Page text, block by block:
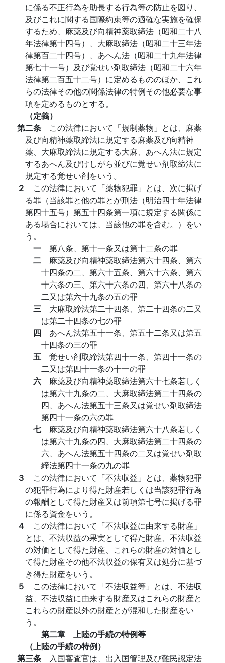
に係る不正行為を助長する行為等の防止を図り、
及びこれに関する国際約束等の適確な実施を確保
するため、麻薬及び向精神薬取締法（昭和二十八
年法律第十四号）、大麻取締法（昭和二十三年法
律第百二十四号）、あへん法（昭和二十九年法律
第七十一号）及び覚せい剤取締法（昭和二十六年
法律第二百五十二号）に定めるもののほか、これ
らの法律その他の関係法律の特例その他必要な事
項を定めるものとする。
（定義）
第二条 この法律において「規制薬物」とは、麻薬
及び向精神薬取締法に規定する麻薬及び向精神
薬、大麻取締法に規定する大麻、あへん法に規定
するあへん及びけしがら並びに覚せい剤取締法に
規定する覚せい剤をいう。
２ この法律において「薬物犯罪」とは、次に掲げ
る罪（当該罪と他の罪とが刑法（明治四十年法律
第四十五号）第五十四条第一項に規定する関係に
ある場合においては、当該他の罪を含む。）をい
う。
一 第八条、第十一条又は第十二条の罪
二 麻薬及び向精神薬取締法第六十四条、第六
十四条の二、第六十五条、第六十六条、第六
十六条の三、第六十六条の四、第六十八条の
二又は第六十九条の五の罪
三 大麻取締法第二十四条、第二十四条の二又
は第二十四条の七の罪
四 あへん法第五十一条、第五十二条又は第五
十四条の三の罪
五 覚せい剤取締法第四十一条、第四十一条の
二又は第四十一条の十一の罪
六 麻薬及び向精神薬取締法第六十七条若しく
は第六十九条の二、大麻取締法第二十四条の
四、あへん法第五十三条又は覚せい剤取締法
第四十一条の六の罪
七 麻薬及び向精神薬取締法第六十八条若しく
は第六十九条の四、大麻取締法第二十四条の
六、あへん法第五十四条の二又は覚せい剤取
締法第四十一条の九の罪
３ この法律において「不法収益」とは、薬物犯罪
の犯罪行為により得た財産若しくは当該犯罪行為
の報酬として得た財産又は前項第七号に掲げる罪
に係る資金をいう。
４ この法律において「不法収益に由来する財産」
とは、不法収益の果実として得た財産、不法収益
の対価として得た財産、これらの財産の対価とし
て得た財産その他不法収益の保有又は処分に基づ
き得た財産をいう。
５ この法律において「不法収益等」とは、不法収
益、不法収益に由来する財産又はこれらの財産と
これらの財産以外の財産とが混和した財産をい
う。
第二章 上陸の手続の特例等
（上陸の手続の特例）
第三条 入国審査官は、出入国管理及び難民認定法